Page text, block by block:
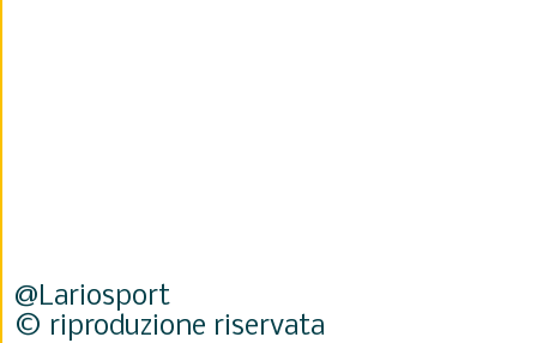
@Lariosport
© riproduzione riservata